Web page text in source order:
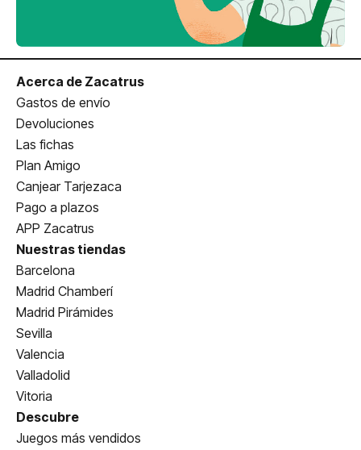
Acerca de Zacatrus
Gastos de envío
Devoluciones
Las fichas
Plan Amigo
Canjear Tarjezaca
Pago a plazos
APP Zacatrus
Nuestras tiendas
Barcelona
Madrid Chamberí
Madrid Pirámides
Sevilla
Valencia
Valladolid
Vitoria
Descubre
Juegos más vendidos